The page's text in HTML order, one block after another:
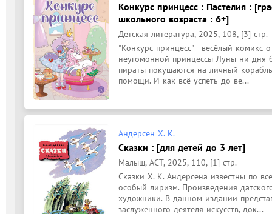
Конкурс принцесс : Пастелия :
школьного возраста : 6+]
Детская литература, 2025, 108, [3] стр.
"Конкурс принцесс" - весёлый комикс
неугомонной принцессы Луны ни дня
пираты покушаются на личный
помощи. И как всё успеть до ве...
Андерсен Х. К.
Сказки : [для детей до 3 лет]
Малыш, АСТ, 2025, 110, [1] стр.
Сказки Х. К. Андерсена известны по
особый лиризм. Произведения
художники. В данном издании
заслуженного деятеля искусств, док...